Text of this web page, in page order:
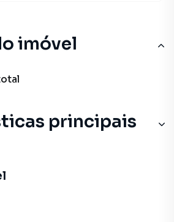
imóvel
principais
Blindada